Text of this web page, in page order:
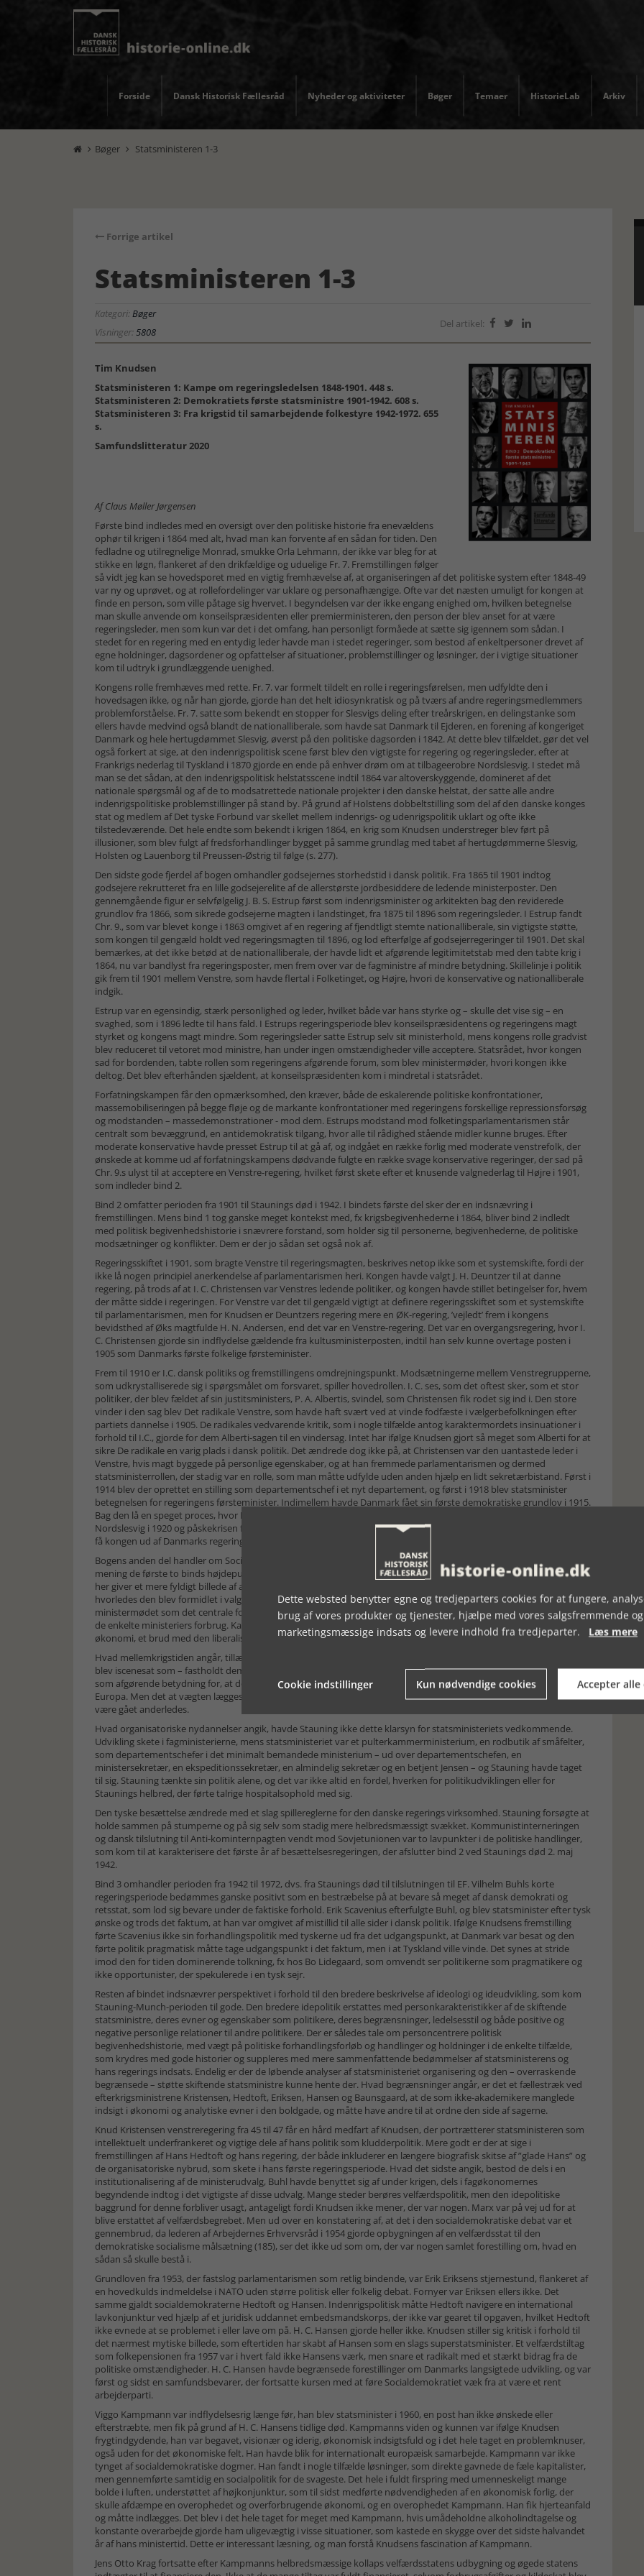
Forside Dansk Historisk Fællesråd Nyheder og aktiviteter Bøger Temaer HistorieLab Arkiv
 Bøger  Statsministeren 1-3
Forrige artikel
Statsministeren 1-3
Kategori:Bøger
Visninger:5808
Del artikel:   
Tim Knudsen
Statsministeren 1: Kampe om regeringsledelsen 1848-1901. 448 s.
Statsministeren 2: Demokratiets første statsministre 1901-1942. 608 s.
Statsministeren 3: Fra krigstid til samarbejdende folkestyre 1942-1972. 655
s.
Samfundslitteratur 2020
Af Claus Møller Jørgensen
Første bind indledes med en oversigt over den politiske historie fra enevældens
ophør til krigen i 1864 med alt, hvad man kan forvente af en sådan for tiden. Den
fedladne og utilregnelige Monrad, smukke Orla Lehmann, der ikke var bleg for at
stikke en løgn, flankeret af den drikfældige og uduelige Fr. 7. Fremstillingen følger
så vidt jeg kan se hovedsporet med en vigtig fremhævelse af, at organiseringen af det politiske system efter 1848-49
var ny og uprøvet, og at rollefordelinger var uklare og personafhængige. Ofte var det næsten umuligt for kongen at
finde en person, som ville påtage sig hvervet. I begyndelsen var der ikke engang enighed om, hvilken betegnelse
man skulle anvende om konseilspræsidenten eller premierministeren, den person der blev anset for at være
regeringsleder, men som kun var det i det omfang, han personligt formåede at sætte sig igennem som sådan. I
stedet for en regering med en entydig leder havde man i stedet regeringer, som bestod af enkeltpersoner drevet af
egne holdninger, dagsordener og opfattelser af situationer, problemstillinger og løsninger, der i vigtige situationer
kom til udtryk i grundlæggende uenighed.
Kongens rolle fremhæves med rette. Fr. 7. var formelt tildelt en rolle i regeringsførelsen, men udfyldte den i
hovedsagen ikke, og når han gjorde, gjorde han det helt idiosynkratisk og på tværs af andre regeringsmedlemmers
problemforståelse. Fr. 7. satte som bekendt en stopper for Slesvigs deling efter treårskrigen, en delingstanke som
ellers havde medvind også blandt de nationalliberale, som havde sat Danmark til Ejderen, en forening af kongeriget
Danmark og hele hertugdømmet Slesvig, øverst på den politiske dagsorden i 1842. At dette blev tilfældet, gør det vel
også forkert at sige, at den indenrigspolitisk scene først blev den vigtigste for regering og regeringsleder, efter at
Frankrigs nederlag til Tyskland i 1870 gjorde en ende på enhver drøm om at tilbageerobre Nordslesvig. I stedet må
man se det sådan, at den indenrigspolitisk helstatsscene indtil 1864 var altoverskyggende, domineret af det
nationale spørgsmål og af de to modsatrettede nationale projekter i den danske helstat, der satte alle andre
indenrigspolitiske problemstillinger på stand by. På grund af Holstens dobbeltstilling som del af den danske konges
stat og medlem af Det tyske Forbund var skellet mellem indenrigs- og udenrigspolitik uklart og ofte ikke
tilstedeværende. Det hele endte som bekendt i krigen 1864, en krig som Knudsen understreger blev ført på
illusioner, som blev fulgt af fredsforhandlinger bygget på samme grundlag med tabet af hertugdømmerne Slesvig,
Holsten og Lauenborg til Preussen-Østrig til følge (s. 277).
Den sidste gode fjerdel af bogen omhandler godsejernes storhedstid i dansk politik. Fra 1865 til 1901 indtog
godsejere rekrutteret fra en lille godsejerelite af de allerstørste jordbesiddere de ledende ministerposter. Den
gennemgående figur er selvfølgelig J. B. S. Estrup først som indenrigsminister og arkitekten bag den reviderede
grundlov fra 1866, som sikrede godsejerne magten i landstinget, fra 1875 til 1896 som regeringsleder. I Estrup fandt
Chr. 9., som var blevet konge i 1863 omgivet af en regering af fjendtligt stemte nationalliberale, sin vigtigste støtte,
som kongen til gengæld holdt ved regeringsmagten til 1896, og lod efterfølge af godsejerregeringer til 1901. Det skal
bemærkes, at det ikke betød at de nationalliberale, der havde lidt et afgørende legitimitetstab med den tabte krig i
1864, nu var bandlyst fra regeringsposter, men frem over var de fagministre af mindre betydning. Skillelinje i politik
gik frem til 1901 mellem Venstre, som havde flertal i Folketinget, og Højre, hvori de konservative og nationalliberale
indgik.
Estrup var en egensindig, stærk personlighed og leder, hvilket både var hans styrke og – skulle det vise sig – en
svaghed, som i 1896 ledte til hans fald. I Estrups regeringsperiode blev konseilspræsidentens og regeringens magt
styrket og kongens magt mindre. Som regeringsleder satte Estrup selv sit ministerhold, mens kongens rolle gradvist
blev reduceret til vetoret mod ministre, han under ingen omstændigheder ville acceptere. Statsrådet, hvor kongen
sad for bordenden, tabte rollen som regeringens afgørende forum, som blev ministermøder, hvori kongen ikke
deltog. Det blev efterhånden sjældent, at konseilspræsidenten kom i mindretal i statsrådet.
Forfatningskampen får den opmærksomhed, den kræver, både de eskalerende politiske konfrontationer,
massemobiliseringen på begge fløje og de markante konfrontationer med regeringens forskellige repressionsforsøg
og modstanden – massedemonstrationer - mod dem. Estrups modstand mod folketingsparlamentarismen står
centralt som bevæggrund, en antidemokratisk tilgang, hvor alle til rådighed stående midler kunne bruges. Efter
moderate konservative havde presset Estrup til at gå af, og indgået en række forlig med moderate venstrefolk, der
ønskede at komme ud af forfatningskampens dødvande fulgte en række svage konservative regeringer, der sad på
Chr. 9.s ulyst til at acceptere en Venstre-regering, hvilket først skete efter et knusende valgnederlag til Højre i 1901,
som indleder bind 2.
Bind 2 omfatter perioden fra 1901 til Staunings død i 1942. I bindets første del sker der en indsnævring i
fremstillingen. Mens bind 1 tog ganske meget kontekst med, fx krigsbegivenhederne i 1864, bliver bind 2 indledt
med politisk begivenhedshistorie i snævrere forstand, som holder sig til personerne, begivenhederne, de politiske
modsætninger og konflikter. Dem er der jo sådan set også nok af.
Regeringsskiftet i 1901, som bragte Venstre til regeringsmagten, beskrives netop ikke som et systemskifte, fordi der
ikke lå nogen principiel anerkendelse af parlamentarismen heri. Kongen havde valgt J. H. Deuntzer til at danne
regering, på trods af at I. C. Christensen var Venstres ledende politiker, og kongen havde stillet betingelser for, hvem
der måtte sidde i regeringen. For Venstre var det til gengæld vigtigt at definere regeringsskiftet som et systemskifte
til parlamentarismen, men for Knudsen er Deuntzers regering mere en ØK-regering, ’vejledt’ frem i kongens
bevidsthed af Øks magtfulde H. N. Andersen, end det var en Venstre-regering. Det var en overgangsregering, hvor I.
C. Christensen gjorde sin indflydelse gældende fra kultusministerposten, indtil han selv kunne overtage posten i
1905 som Danmarks første folkelige førsteminister.
Frem til 1910 er I.C. dansk politiks og fremstillingens omdrejningspunkt. Modsætningerne mellem Venstregrupperne,
som udkrystalliserede sig i spørgsmålet om forsvaret, spiller hovedrollen. I. C. ses, som det oftest sker, som et stor
politiker, der blev fældet af sin justitsministers, P. A. Albertis, svindel, som Christensen fik rodet sig ind i. Den store
vinder i den sag blev Det radikale Venstre, som havde haft svært ved at vinde fodfæste i vælgerbefolkningen efter
partiets dannelse i 1905. De radikales vedvarende kritik, som i nogle tilfælde antog karaktermordets insinuationer i
forhold til I.C., gjorde for dem Alberti-sagen til en vindersag. Intet har ifølge Knudsen gjort så meget som Alberti for at
sikre De radikale en varig plads i dansk politik. Det ændrede dog ikke på, at Christensen var den uantastede leder i
Venstre, hvis magt byggede på personlige egenskaber, og at han fremmede parlamentarismen og dermed
statsministerrollen, der stadig var en rolle, som man måtte udfylde uden anden hjælp en lidt sekretærbistand. Først i
1914 blev der oprettet en stilling som departementschef i et nyt departement, og først i 1918 blev statsminister
betegnelsen for regeringens førsteminister. Indimellem havde Danmark fået sin første demokratiske grundlov i 1915.
Bag den lå en speget proces, hvor I.C. primært stod som partitaktikeren, sekundært som demokraten. Dansk blev
Nordslesvig i 1920 og påskekrisen forud, hvor kongen afskedigede den radikale regering, gav et afgørende skub til at
få kongen ud af Danmarks regering, som blev en erfaring i grundlovssikringen af parlamentarismen i 1953.
Bogens anden del handler om Socialdemokratiet og Stauning-Munch-regeringen fra 1929 til 1940. Det er efter min
mening de første to binds højdepunkt. I forhold til første del af bind to, sker der en udvidelse af perspektivet, som
her giver et mere fyldigt billede af aktørernes verdensanskuelse og især regeringspartiernes ideologiske udvikling, og
hvorledes den blev formidlet i valgkampe, medier og propaganda. Regeringen var en samarbejdende regering med
ministermødet som det centrale forum, og finansministeriet bliver det økonomisk kontrolministerium for at få hold i
de enkelte ministeriers forbrug. Kanslergadeforliget ses som gennembruddet for øget statsstyring af samfund og
økonomi, et brud med den liberalistiske stat, hvorfra det første skridt væk var taget under Første Verdenskrig.
Hvad mellemkrigstiden angår, tillægges det faktum, at P. Munch og Stauning – trods den faderlige førerskikkelse han
blev iscenesat som – fastholdt demokratiet, at der var en lang demokratisk tradition i Danmark, og de brede forlig
som afgørende betydning for, at det gik, som det gik i Danmark, mens demokratierne faldt på stribe i det øvrige
Europa. Men det at vægten lægges på lederes handlinger og en demokratiske politiske kultur åbner for, at det kunne
være gået anderledes.
Hvad organisatoriske nydannelser angik, havde Stauning ikke dette klarsyn for statsministeriets vedkommende.
Udvikling skete i fagministerierne, mens statsministeriet var et pulterkammerministerium, en rodbutik af småfelter,
som departementschefer i det minimalt bemandede ministerium – ud over departementschefen, en
ministersekretær, en ekspeditionssekretær, en almindelig sekretær og en betjent Jensen – og Stauning havde taget
til sig. Stauning tænkte sin politik alene, og det var ikke altid en fordel, hverken for politikudviklingen eller for
Staunings helbred, der førte talrige hospitalsophold med sig.
Den tyske besættelse ændrede med et slag spillereglerne for den danske regerings virksomhed. Stauning forsøgte at
holde sammen på stumperne og på sig selv som stadig mere helbredsmæssigt svækket. Kommunistinterneringen
og dansk tilslutning til Anti-kominternpagten vendt mod Sovjetunionen var to lavpunkter i de politiske handlinger,
som kom til at karakterisere det første år af besættelsesregeringen, der afslutter bind 2 ved Staunings død 2. maj
1942.
Bind 3 omhandler perioden fra 1942 til 1972, dvs. fra Staunings død til tilslutningen til EF. Vilhelm Buhls korte
regeringsperiode bedømmes ganske positivt som en bestræbelse på at bevare så meget af dansk demokrati og
retsstat, som lod sig bevare under de faktiske forhold. Erik Scavenius efterfulgte Buhl, og blev statsminister efter tysk
ønske og trods det faktum, at han var omgivet af mistillid til alle sider i dansk politik. Ifølge Knudsens fremstilling
førte Scavenius ikke sin forhandlingspolitik med tyskerne ud fra det udgangspunkt, at Danmark var besat og den
førte politik pragmatisk måtte tage udgangspunkt i det faktum, men i at Tyskland ville vinde. Det synes at stride
imod den for tiden dominerende tolkning, fx hos Bo Lidegaard, som omvendt ser politikerne som pragmatikere og
ikke opportunister, der spekulerede i en tysk sejr.
Resten af bindet indsnævrer perspektivet i forhold til den bredere beskrivelse af ideologi og ideudvikling, som kom
Stauning-Munch-perioden til gode. Den bredere idepolitik erstattes med personkarakteristikker af de skiftende
statsministre, deres evner og egenskaber som politikere, deres begrænsninger, ledelsesstil og både positive og
negative personlige relationer til andre politikere. Der er således tale om personcentrere politisk
begivenhedshistorie, med vægt på politiske forhandlingsforløb og handlinger og holdninger i de enkelte tilfælde,
som krydres med gode historier og suppleres med mere sammenfattende bedømmelser af statsministerens og
hans regerings indsats. Endelig er der de løbende analyser af statsministeriet organisering og den – overraskende
begrænsede – støtte skiftende statsministre kunne hente der. Hvad begrænsninger angår, er det et fællestræk ved
efterkrigsministrene Kristensen, Hedtoft, Eriksen, Hansen og Baunsgaard, at de som ikke-akademikere manglede
indsigt i økonomi og analytiske evner i den boldgade, og måtte have andre til at ordne den side af sagerne.
Knud Kristensen venstreregering fra 45 til 47 får en hård medfart af Knudsen, der portrætterer statsministeren som
intellektuelt underfrankeret og vigtige dele af hans politik som kludderpolitik. Mere godt er der at sige i
fremstillingen af Hans Hedtoft og hans regering, der både inkluderer en længere biografisk skitse af ”glade Hans” og
de organisatoriske nybrud, som skete i hans første regeringsperiode. Hvad det sidste angik, bestod de dels i en
institutionalisering af de ministerudvalg, Buhl havde benyttet sig af under krigen, dels i fagøkonomernes
begyndende indtog i det vigtigste af disse udvalg. Mange steder berøres velfærdspolitik, men den idepolitiske
baggrund for denne forbliver usagt, antageligt fordi Knudsen ikke mener, der var nogen. Marx var på vej ud for at
blive erstattet af velfærdsbegrebet. Men ud over en konstatering af, at det i den socialdemokratiske debat var et
gennembrud, da lederen af Arbejdernes Erhvervsråd i 1954 gjorde opbygningen af en velfærdsstat til den
demokratiske socialisme målsætning (185), ser det ikke ud som om, der var nogen samlet forestilling om, hvad en
sådan så skulle bestå i.
Grundloven fra 1953, der fastslog parlamentarismen som retlig bindende, var Erik Eriksens stjernestund, flankeret af
en hovedkulds indmeldelse i NATO uden større politisk eller folkelig debat. Fornyer var Eriksen ellers ikke. Det
samme gjaldt socialdemokraterne Hedtoft og Hansen. Indenrigspolitisk måtte Hedtoft navigere en international
lavkonjunktur ved hjælp af et juridisk uddannet embedsmandskorps, der ikke var gearet til opgaven, hvilket Hedtoft
ikke evnede at se problemet i eller lave om på. H. C. Hansen gjorde heller ikke. Knudsen stiller sig kritisk i forhold til
det nærmest mytiske billede, som eftertiden har skabt af Hansen som en slags superstatsminister. Et velfærdstiltag
som folkepensionen fra 1957 var i hvert fald ikke Hansens værk, men snare et radikalt med et stærkt bidrag fra de
politiske omstændigheder. H. C. Hansen havde begrænsede forestillinger om Danmarks langsigtede udvikling, og var
først og sidst en samfundsbevarer, der fortsatte kursen med at føre Socialdemokratiet væk fra at være et rent
arbejderparti.
Viggo Kampmann var indflydelsesrig længe før, han blev statsminister i 1960, en post han ikke ønskede eller
efterstræbte, men fik på grund af H. C. Hansens tidlige død. Kampmanns viden og kunnen var ifølge Knudsen
frygtindgydende, han var begavet, visionær og iderig, økonomisk indsigtsfuld og i det hele taget en problemknuser,
også uden for det økonomiske felt. Han havde blik for internationalt europæisk samarbejde. Kampmann var ikke
tynget af socialdemokratiske dogmer. Han fandt i nogle tilfælde løsninger, som direkte gavnede de fæle kapitalister,
men gennemførte samtidig en socialpolitik for de svageste. Det hele i fuldt firspring med umenneskeligt mange
bolde i luften, understøttet af højkonjunktur, som til sidst medførte nødvendigheden af en økonomisk forlig, der
skulle afdæmpe en overophedet og overforbrugende økonomi, og en overophedet Kampmann. Han fik hjerteanfald
og måtte indlægges. Det blev i det hele taget for meget med Kampmann, hvis umådeholdne alkoholindtagelse og
konstante overarbejde gjorde ham uligevægtig i visse situationer, som kastede en skygge over det sidste halvandet
år af hans ministertid. Dette er interessant læsning, og man forstå Knudsens fascination af Kampmann.
Jens Otto Krag fortsatte efter Kampmanns helbredsmæssige kollaps velfærdsstatens udbygning og øgede statens
Dette websted benytter egne og tredjeparters cookies for at fungere,
brug af vores produkter og tjenester, hjælpe med vores salgsfremmende og
marketingsmæssige indsats og levere indhold fra tredjeparter. Læs mere
Cookie indstillinger Kun nødvendige cookies Accepter alle